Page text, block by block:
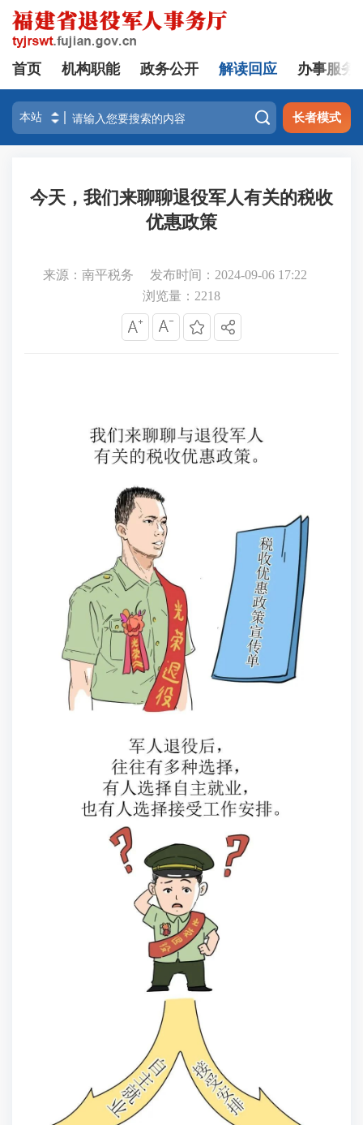
首页 机构职能 政务公开 解读回应 办事服务
 长者模式
今天，我们来聊聊退役军人有关的税收
优惠政策
来源：南平税务
发布时间：2024-09-06 17:22
浏览量： 2218